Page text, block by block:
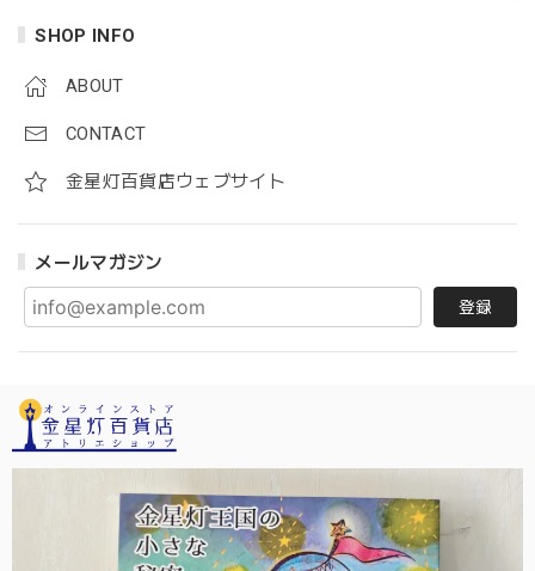
SHOP INFO
ABOUT
CONTACT
金星灯百貨店ウェブサイト
メールマガジン
登録